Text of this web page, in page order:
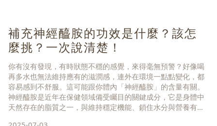
補充神經醯胺的功效是什麼？該怎
麼挑？一次說清楚！
你有沒有發現，有時狀態不穩的感覺，來得毫無預警？好像喝
再多水也無法維持應有的滋潤感，連外在環境一點點變化，都
容易感到不舒服。這可能跟你體內「神經醯胺」的含量有關。
神經醯胺是近年在保健領域備受矚目的關鍵成分，它是身體中
天然存在的脂質之一，與維持穩定機能、鎖住水分與營養有